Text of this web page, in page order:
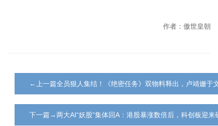
作者：傲世皇朝
←上一篇全员狠人集结！《绝密任务》双物料释出，卢靖姗于
下一篇→两大AI“妖股”集体回A：港股暴涨数倍后，科创板迎来